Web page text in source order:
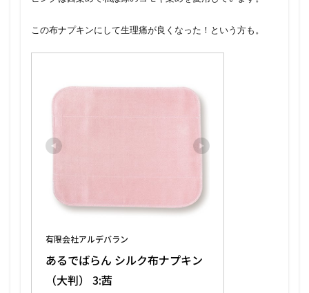
この布ナプキンにして生理痛が良くなった！という方も。
有限会社アルデバラン
あるでばらん シルク布ナプキン
（大判） 3:茜